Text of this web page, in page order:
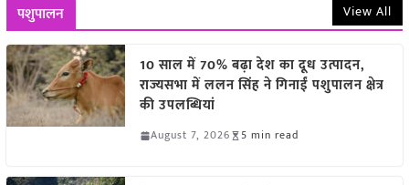
पशुपालन View All
10 साल में 70% बढ़ा देश का दूध उत्पादन,
राज्यसभा में ललन सिंह ने गिनाईं पशुपालन क्षेत्र
की उपलब्धियां
August 7, 2026 5 min read